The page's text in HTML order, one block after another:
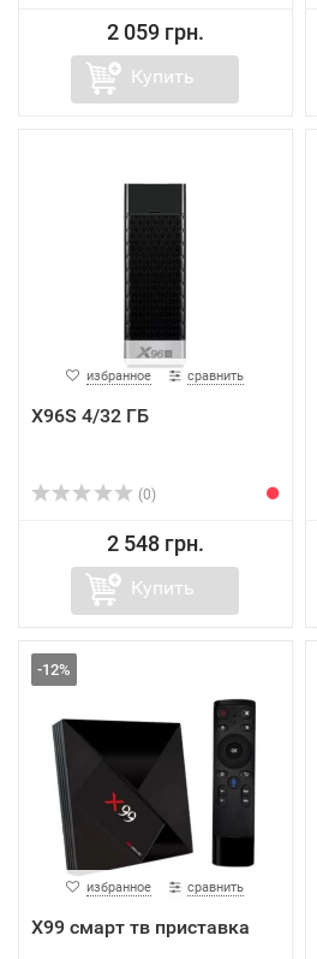
2 059 грн.
Купить
избранное сравнить
X96S 4/32 ГБ
(0)
2 548 грн.
Купить
-12%
избранное сравнить
X99 смарт тв приставка